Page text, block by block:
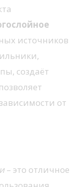
источников
создаёт
от
– это отличное